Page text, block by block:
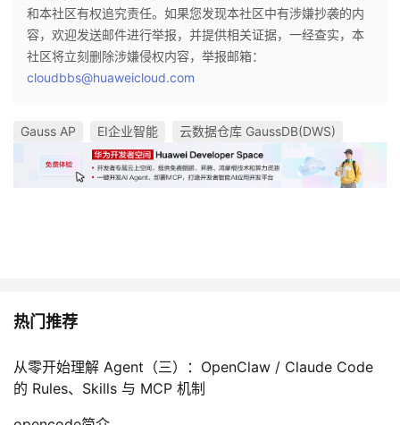
和本社区有权追究责任。如果您发现本社区中有涉嫌抄袭的内
容，欢迎发送邮件进行举报，并提供相关证据，一经查实，本
社区将立刻删除涉嫌侵权内容，举报邮箱：
cloudbbs@huaweicloud.com
Gauss AP EI企业智能 云数据仓库 GaussDB(DWS)
热门推荐
从零开始理解 Agent（三）：OpenClaw / Claude Code
的 Rules、Skills 与 MCP 机制